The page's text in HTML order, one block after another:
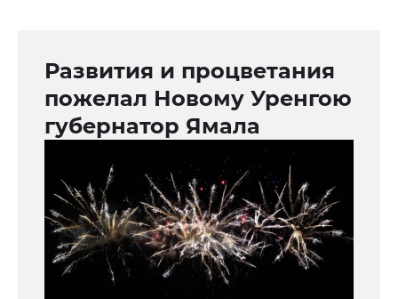
Развития и процветания
пожелал Новому Уренгою
губернатор Ямала